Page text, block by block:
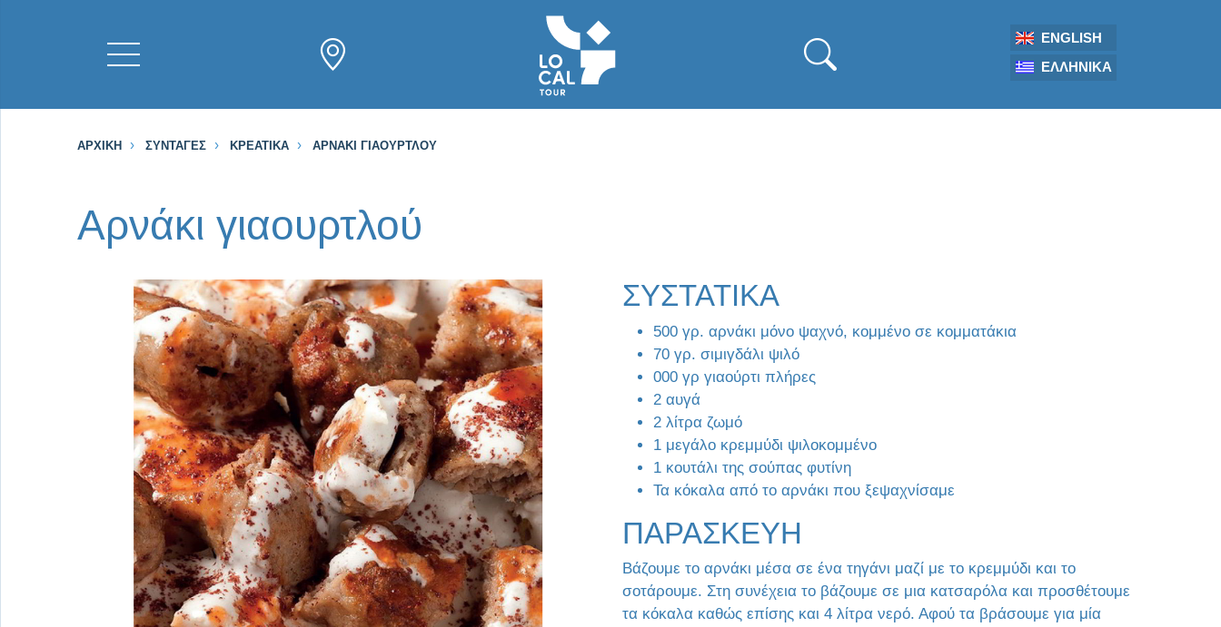
ENGLISH
ΕΛΛΗΝΙΚΆ
ΑΡΧΙΚΉ ΣΥΝΤΑΓΈΣ ΚΡΕΑΤΙΚΆ ΑΡΝΆΚΙ ΓΙΑΟΥΡΤΛΟΎ
Αρνάκι γιαουρτλού
ΣΥΣΤΑΤΙΚΑ
500 γρ. αρνάκι μόνο ψαχνό, κομμένο σε κομματάκια
70 γρ. σιμιγδάλι ψιλό
000 γρ γιαούρτι πλήρες
2 αυγά
2 λίτρα ζωμό
1 μεγάλο κρεμμύδι ψιλοκομμένο
1 κουτάλι της σούπας φυτίνη
Τα κόκαλα από το αρνάκι που ξεψαχνίσαμε
ΠΑΡΑΣΚΕΥΗ
Βάζουμε το αρνάκι μέσα σε ένα τηγάνι μαζί με το κρεμμύδι και το
σοτάρουμε. Στη συνέχεια το βάζουμε σε μια κατσαρόλα και προσθέτουμε
τα κόκαλα καθώς επίσης και 4 λίτρα νερό. Αφού τα βράσουμε για μία